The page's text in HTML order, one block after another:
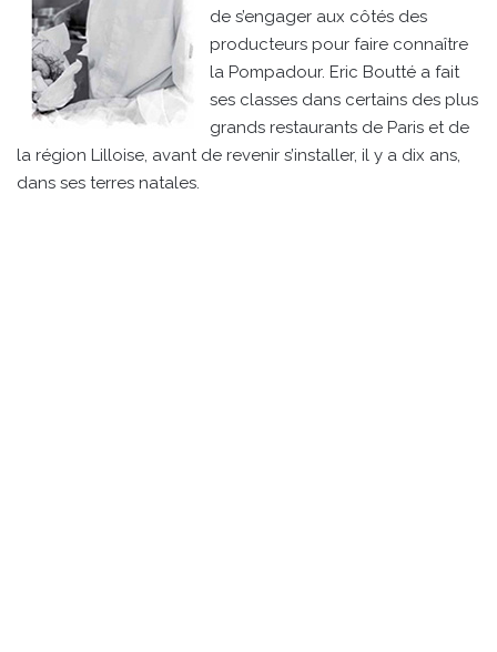
de s’engager aux côtés des
producteurs pour faire connaître
la Pompadour. Eric Boutté a fait
ses classes dans certains des plus
grands restaurants de Paris et de
la région Lilloise, avant de revenir s’installer, il y a dix ans,
dans ses terres natales.